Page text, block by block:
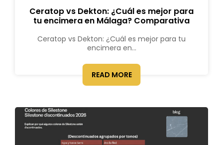
Ceratop vs Dekton: ¿Cuál es mejor para
tu encimera en Málaga? Comparativa
Ceratop vs Dekton: ¿Cuál es mejor para tu
encimera en...
READ MORE